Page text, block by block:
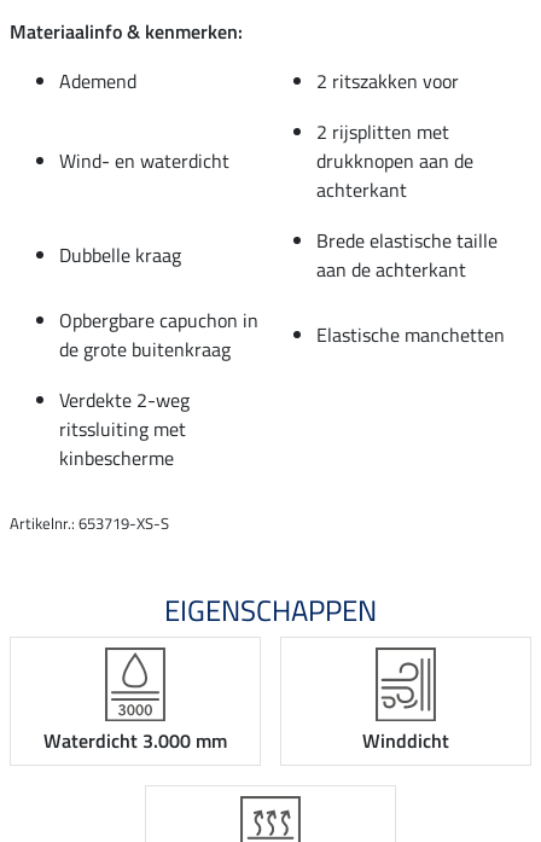
Materiaalinfo & kenmerken:
Ademend
2 ritszakken voor
Wind- en waterdicht
2 rijsplitten met
drukknopen aan de
achterkant
Dubbelle kraag
Brede elastische taille
aan de achterkant
Opbergbare capuchon in
de grote buitenkraag
Elastische manchetten
Verdekte 2-weg
ritssluiting met
kinbescherme
Artikelnr.: 653719-XS-S
EIGENSCHAPPEN
Waterdicht 3.000 mm Winddicht